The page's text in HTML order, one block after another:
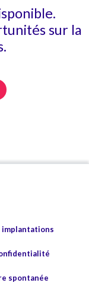
sur la
implantations
spontanée